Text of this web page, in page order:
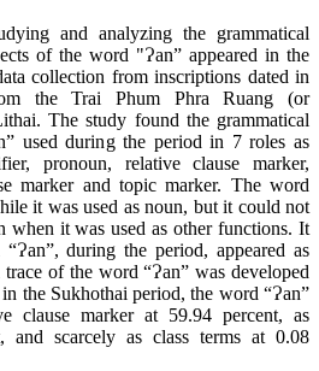
and analyzing the grammatical
of the word "Ɂan” appeared in the
collection from inscriptions dated in
the Trai Phum Phra Ruang (or
The study found the grammatical
used during the period in 7 roles as
pronoun, relative clause marker,
marker and topic marker. The word
it was used as noun, but it could not
when it was used as other functions. It
during the period, appeared as
of the word “Ɂan” was developed
the Sukhothai period, the word “Ɂan”
clause marker at 59.94 percent, as
and scarcely as class terms at 0.08